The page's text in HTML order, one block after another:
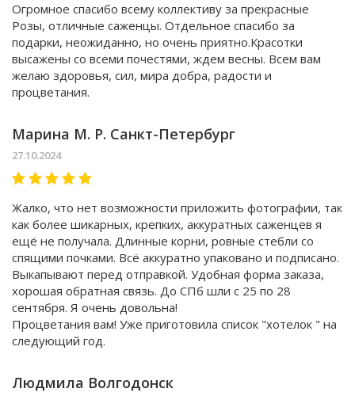
Огромное спасибо всему коллективу за прекрасные
Розы, отличные саженцы. Отдельное спасибо за
подарки, неожиданно, но очень приятно.Красотки
высажены со всеми почестями, ждем весны. Всем вам
желаю здоровья, сил, мира добра, радости и
процветания.
Марина М. Р. Санкт-Петербург
27.10.2024
Жалко, что нет возможности приложить фотографии, так
как более шикарных, крепких, аккуратных саженцев я
ещё не получала. Длинные корни, ровные стебли со
спящими почками. Всё аккуратно упаковано и подписано.
Выкапывают перед отправкой. Удобная форма заказа,
хорошая обратная связь. До СПб шли с 25 по 28
сентября. Я очень довольна!
Процветания вам! Уже приготовила список "хотелок " на
следующий год.
Людмила Волгодонск